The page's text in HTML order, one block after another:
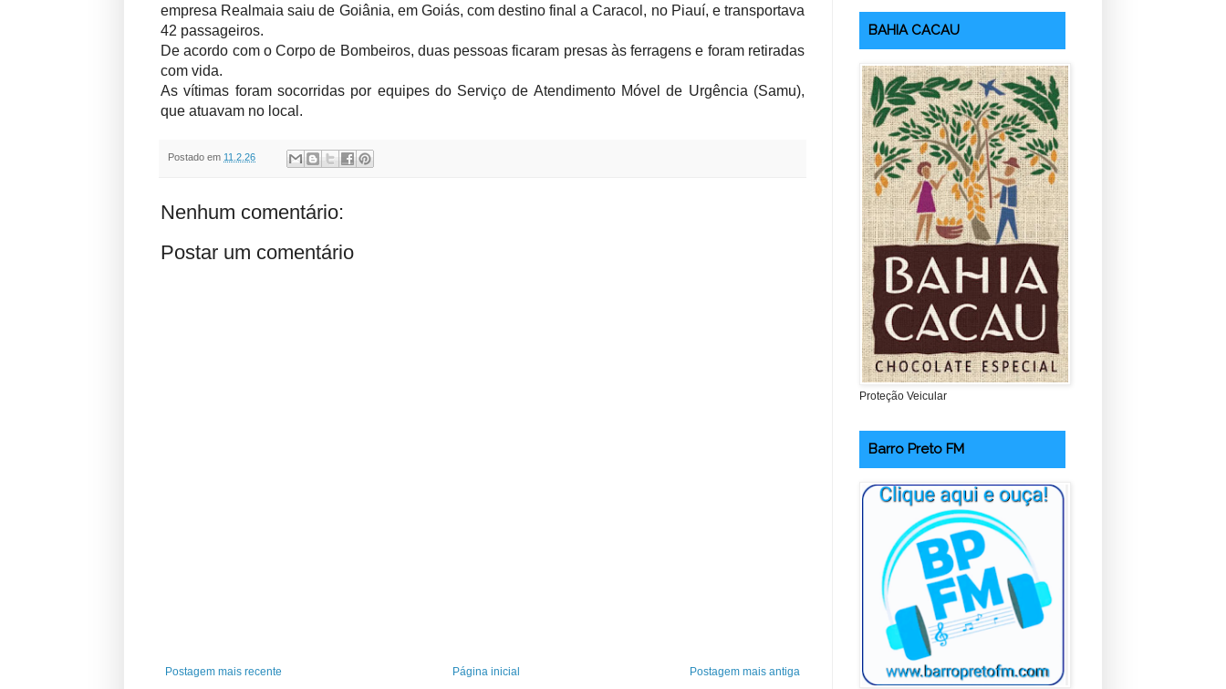
empresa Realmaia saiu de Goiânia, em Goiás, com destino final a Caracol, no Piauí, e transportava
42 passageiros.
De acordo com o Corpo de Bombeiros, duas pessoas ficaram presas às ferragens e foram retiradas
com vida.
As vítimas foram socorridas por equipes do Serviço de Atendimento Móvel de Urgência (Samu),
que atuavam no local.
Postado em 11.2.26
Nenhum comentário:
Postar um comentário
Postagem mais recente Postagem mais antiga
Página inicial
BAHIA CACAU
Proteção Veicular
Barro Preto FM